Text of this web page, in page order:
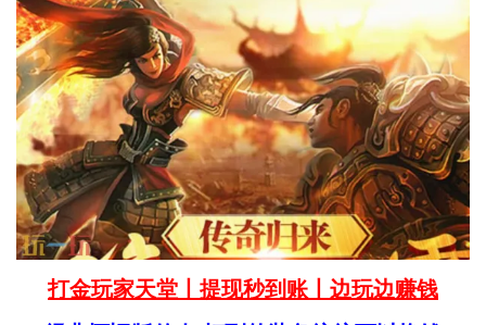
打金玩家天堂丨提现秒到账丨 边玩边赚钱